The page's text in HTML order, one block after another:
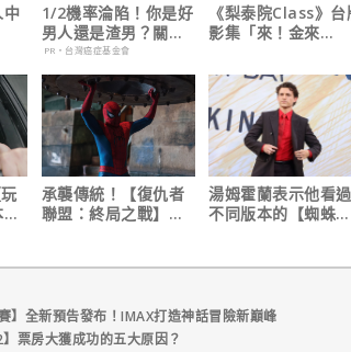
中
1/2機率淪陷！你是好
男人還是渣男？關鍵
在這
PR・台灣癌症基金會
《梨泰院Class》台
影集「來！金來
上線
承襲傳統！【復仇者
聯盟：終局之戰】導
湯姆霍蘭表示他看過
不同版本的【蜘蛛
】全新預告發布！IMAX打造神話冒險新巔峰
】票房大獲成功的五大原因？